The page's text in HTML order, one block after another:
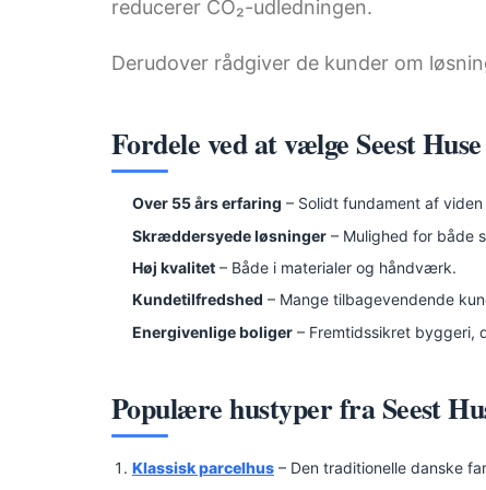
reducerer CO₂-udledningen.
Derudover rådgiver de kunder om
Fordele ved at vælge Seest Huse
Over 55 års erfaring – Solidt fundament af
Skræddersyede løsninger– Mulighed for både
Høj kvalitet– Både i materialer og håndværk.
Kundetilfredshed – Mange tilbagevendende
Energivenlige boliger– Fremtidssikret byggeri,
Populære hustyper fra Seest
Klassisk parcelhus– Den traditionelle danske